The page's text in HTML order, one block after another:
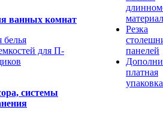
ванных комнат
белья
для П-
системы
Резка
панелей
платная
упаковка